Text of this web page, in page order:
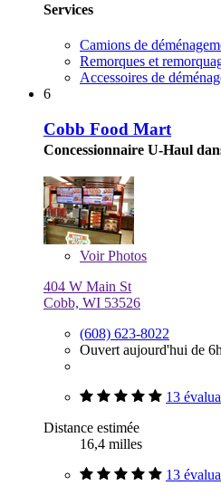
Services
Camions de
Remorques et
Accessoires de
6
Cobb Food Mart
Concessionnaire U-Haul
VoirPhotos
404 W Main St
Cobb, WI 53526
(608) 623-8022
Ouvert aujourd'hui de
13
Distance estimée
16,4 milles
13